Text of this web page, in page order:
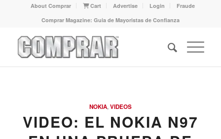
About Comprar Cart Advertise Login
Fraude
Comprar Magazine: Guia de Mayoristas de Confianza
NOKIA,VIDEOS
VIDEO: EL NOKIA N97